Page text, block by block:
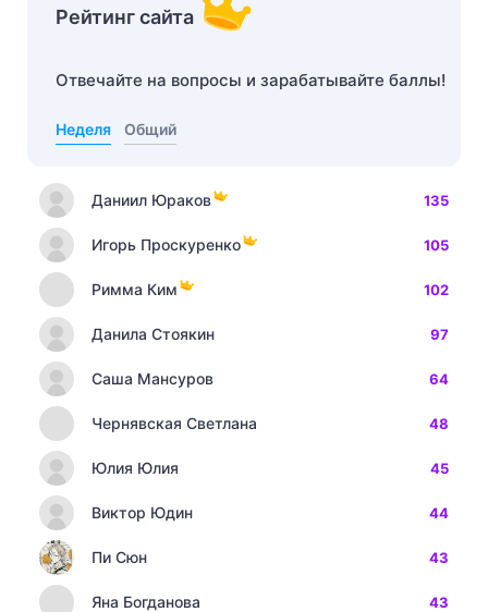
Рейтинг сайта
Отвечайте на вопросы и зарабатывайте баллы!
Неделя Общий
Даниил Юраков 135
Игорь Проскуренко 105
Римма Ким 102
Данила Стоякин 97
Саша Мансуров 64
Чернявская Светлана 48
Юлия Юлия 45
Виктор Юдин 44
Пи Сюн 43
Яна Богданова 43